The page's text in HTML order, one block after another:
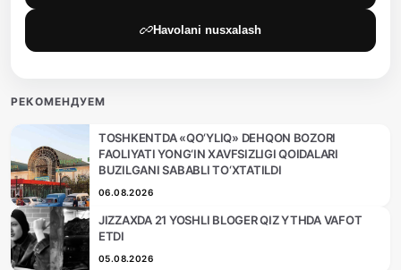
Havolani nusxalash
РЕКОМЕНДУЕМ
TOSHKENTDA «QO‘YLIQ» DEHQON BOZORI
FAOLIYATI YONG‘IN XAVFSIZLIGI QOIDALARI
BUZILGANI SABABLI TO‘XTATILDI
06.08.2026
JIZZAXDA 21 YOSHLI BLOGER QIZ YTHDA VAFOT
ETDI
05.08.2026